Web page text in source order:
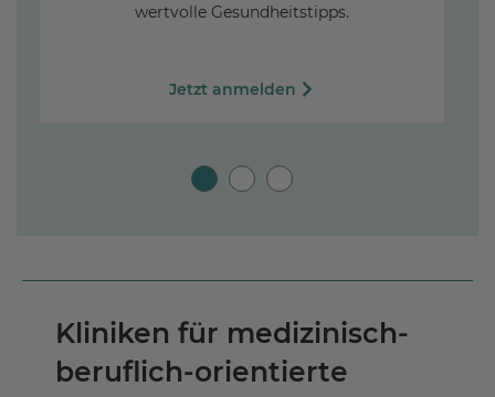
wertvolle Gesundheitstipps.
Jetzt anmelden
Kliniken für medizinisch-
beruflich-orientierte